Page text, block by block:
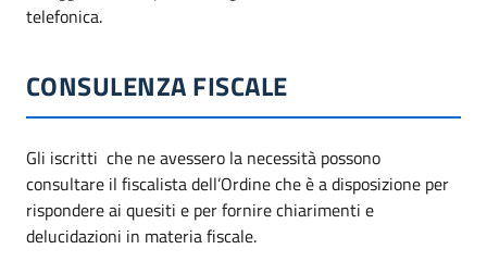
telefonica.
CONSULENZA FISCALE
Gli iscritti che ne avessero la necessità possono
consultare il fiscalista dell’Ordine che è a disposizione per
rispondere ai quesiti e per fornire chiarimenti e
delucidazioni in materia fiscale.